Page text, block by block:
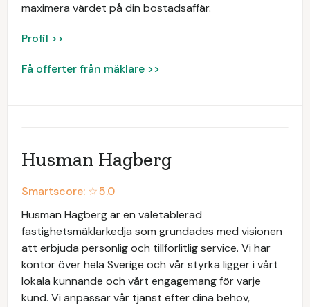
maximera värdet på din bostadsaffär.
Profil >>
Få offerter från mäklare >>
Husman Hagberg
Smartscore: ☆5.0
Husman Hagberg är en väletablerad
fastighetsmäklarkedja som grundades med visionen
att erbjuda personlig och tillförlitlig service. Vi har
kontor över hela Sverige och vår styrka ligger i vårt
lokala kunnande och vårt engagemang för varje
kund. Vi anpassar vår tjänst efter dina behov,